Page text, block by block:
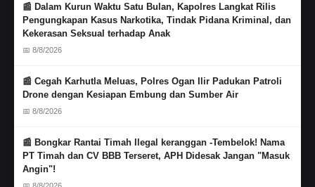
📰 Dalam Kurun Waktu Satu Bulan, Kapolres Langkat Rilis
Pengungkapan Kasus Narkotika, Tindak Pidana Kriminal, dan
Kekerasan Seksual terhadap Anak
📅 8/8/2026
📰 Cegah Karhutla Meluas, Polres Ogan Ilir Padukan Patroli
Drone dengan Kesiapan Embung dan Sumber Air
📅 8/8/2026
📰 Bongkar Rantai Timah Ilegal keranggan -Tembelok! Nama
PT Timah dan CV BBB Terseret, APH Didesak Jangan "Masuk
Angin"!